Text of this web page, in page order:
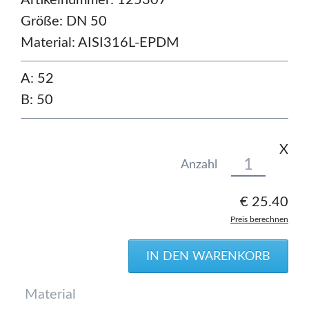
Größe: DN 50
Material: AISI316L-EPDM
A: 52
B: 50
Anzahl
X
€ 25.40
Preis berechnen
Pflichtfeld
Material